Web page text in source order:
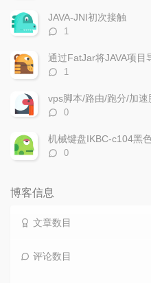
数：
JAVA-JNI初次接触
评
数：
1
通过FatJar将JAVA项目
评
数：
1
vps脚本/路由/跑分/加速
评
数：
0
机械键盘IKBC-c104黑
评
0
博客信息
文章数目
评论数目